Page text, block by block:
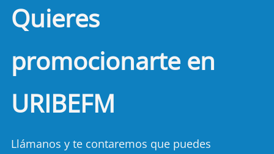
Quieres
promocionarte en
URIBEFM
Llámanos y te contaremos que puedes